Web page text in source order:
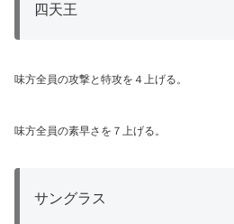
四天王
味方全員の攻撃と特攻を４上げる。
味方全員の素早さを７上げる。
サングラス